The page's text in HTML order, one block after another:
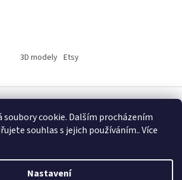
soubory cookie. Dalším procházením
souhlas s jejich používáním.. Více
Nastavení
3D modely Etsy
Vytvořil Shoptet